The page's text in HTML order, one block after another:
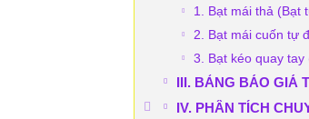
1. Bạt mái thả (Bạt
2. Bạt mái cuốn tự
3. Bạt kéo quay
III. BẢNG BÁO GIÁ
IV. PHÂN TÍCH